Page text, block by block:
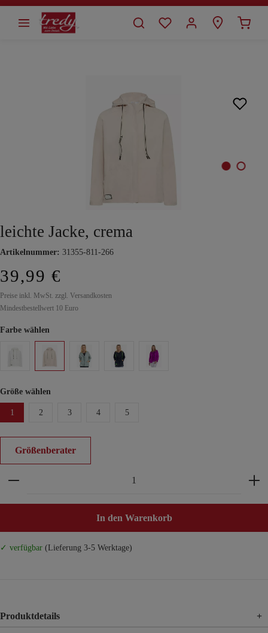
springen
leichte Jacke, crema
Artikelnummer: 31355-811-266
39,99 €
Preise inkl. MwSt. zzgl. Versandkosten
Mindestbestellwert 10 Euro
Farbe wählen
Größe wählen
1 2 3 4 5
Größenberater
Produkt Anzahl: Gib den gewünschten Wert ein
In den Warenkorb
✓ verfügbar (Lieferung 3-5 Werktage)
Produktdetails +